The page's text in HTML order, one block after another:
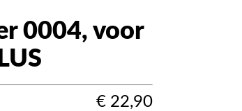
0004, voor
€ 22,90